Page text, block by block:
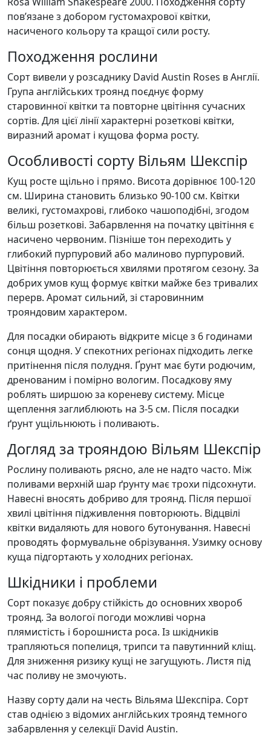
пов’язане з добором густомахрової квітки,
насиченого кольору та кращої сили росту.
Походження рослини
Сорт вивели у розсаднику David Austin Roses в Англії.
Група англійських троянд поєднує форму
старовинної квітки та повторне цвітіння сучасних
сортів. Для цієї лінії характерні розеткові квітки,
виразний аромат і кущова форма росту.
Особливості сорту Вільям Шекспір
Кущ росте щільно і прямо. Висота дорівнює 100-120
см. Ширина становить близько 90-100 см. Квітки
великі, густомахрові, глибоко чашоподібні, згодом
більш розеткові. Забарвлення на початку цвітіння є
насичено червоним. Пізніше тон переходить у
глибокий пурпуровий або малиново пурпуровий.
Цвітіння повторюється хвилями протягом сезону. За
добрих умов кущ формує квітки майже без тривалих
перерв. Аромат сильний, зі старовинним
трояндовим характером.
Для посадки обирають відкрите місце з 6 годинами
сонця щодня. У спекотних регіонах підходить легке
притінення після полудня. Ґрунт має бути родючим,
дренованим і помірно вологим. Посадкову яму
роблять ширшою за кореневу систему. Місце
щеплення заглиблюють на 3-5 см. Після посадки
ґрунт ущільнюють і поливають.
Догляд за трояндою Вільям Шекспір
Рослину поливають рясно, але не надто часто. Між
поливами верхній шар ґрунту має трохи підсохнути.
Навесні вносять добриво для троянд. Після першої
хвилі цвітіння підживлення повторюють. Відцвілі
квітки видаляють для нового бутонування. Навесні
проводять формувальне обрізування. Узимку основу
куща підгортають у холодних регіонах.
Шкідники і проблеми
Сорт показує добру стійкість до основних хвороб
троянд. За вологої погоди можливі чорна
плямистість і борошниста роса. Із шкідників
трапляються попелиця, трипси та павутинний кліщ.
Для зниження ризику кущі не загущують. Листя під
час поливу не змочують.
Назву сорту дали на честь Вільяма Шекспіра. Сорт
став однією з відомих англійських троянд темного
забарвлення у селекції David Austin.